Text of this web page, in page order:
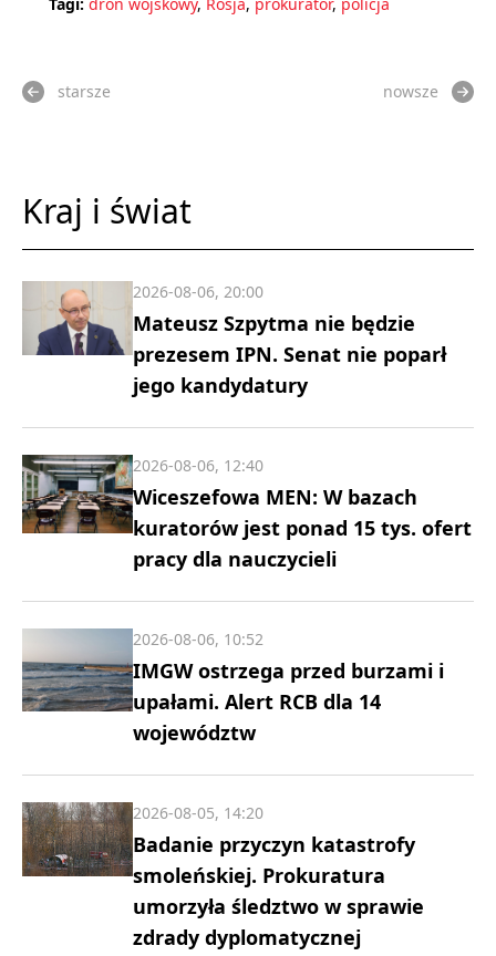
starsze nowsze
Kraj i świat
Mateusz Szpytma nie będzie
prezesem IPN. Senat nie poparł
jego kandydatury
2026-08-06, 20:00
Wiceszefowa MEN: W bazach
kuratorów jest ponad 15 tys. ofert
pracy dla nauczycieli
2026-08-06, 12:40
IMGW ostrzega przed burzami i
upałami. Alert RCB dla 14
województw
2026-08-06, 10:52
Badanie przyczyn katastrofy
smoleńskiej. Prokuratura
umorzyła śledztwo w sprawie
zdrady dyplomatycznej
2026-08-05, 14:20